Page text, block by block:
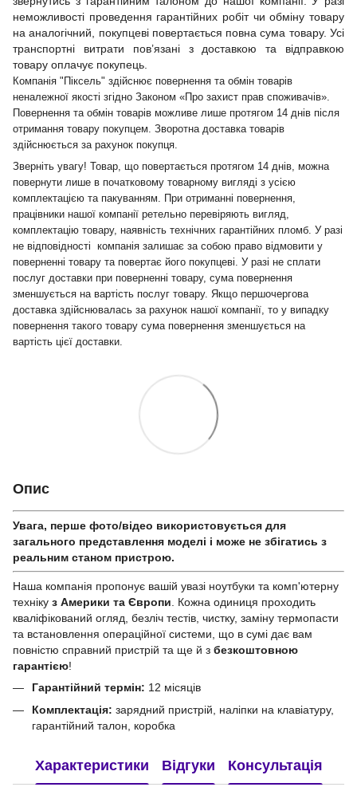
неможливості проведення гарантійних робіт чи обміну товару
на аналогічний, покупцеві повертається повна сума товару. Усі
транспортні витрати пов’язані з доставкою та відправкою
товару оплачує покупець.
Компанія "Піксель" здійснює повернення та обмін товарів
неналежної якості згідно Законом «Про захист прав споживачів».
Повернення та обмін товарів можливе лише протягом 14 днів після
отримання товару покупцем. Зворотна доставка товарів
здійснюється за рахунок покупця.
Зверніть увагу! Товар, що повертається протягом 14 днів, можна
повернути лише в початковому товарному вигляді з усією
комплектацією та пакуванням. При отриманні повернення,
працівники нашої компанії ретельно перевіряють вигляд,
комплектацію товару, наявність технічних гарантійних пломб. У разі
не відповідності компанія залишає за собою право відмовити у
поверненні товару та повертає його покупцеві. У разі не сплати
послуг доставки при поверненні товару, сума повернення
зменшується на вартість послуг товару. Якщо першочергова
доставка здійснювалась за рахунок нашої компанії, то у випадку
повернення такого товару сума повернення зменшується на
вартість цієї доставки.
Опис
Увага, перше фото/відео використовується для
загального представлення моделі і може не збігатись з
реальним станом приcтрою.
Наша компанія пропонує вашій увазі ноутбуки та комп'ютерну
техніку з Америки та Європи . Кожна одиниця проходить
кваліфікований огляд, безліч тестів, чистку, заміну термопасти
та встановлення операційної системи, що в сумі дає вам
повністю справний пристрій та ще й з безкоштовною
гарантією!
Гарантійний термін: 12 місяців
Комплектація: зарядний пристрій, наліпки на клавіатуру,
гарантійний талон, коробка
Характеристики Відгуки Консультація